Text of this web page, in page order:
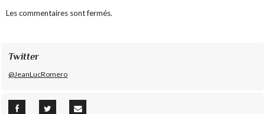
Les commentaires sont fermés.
Twitter
@JeanLucRomero